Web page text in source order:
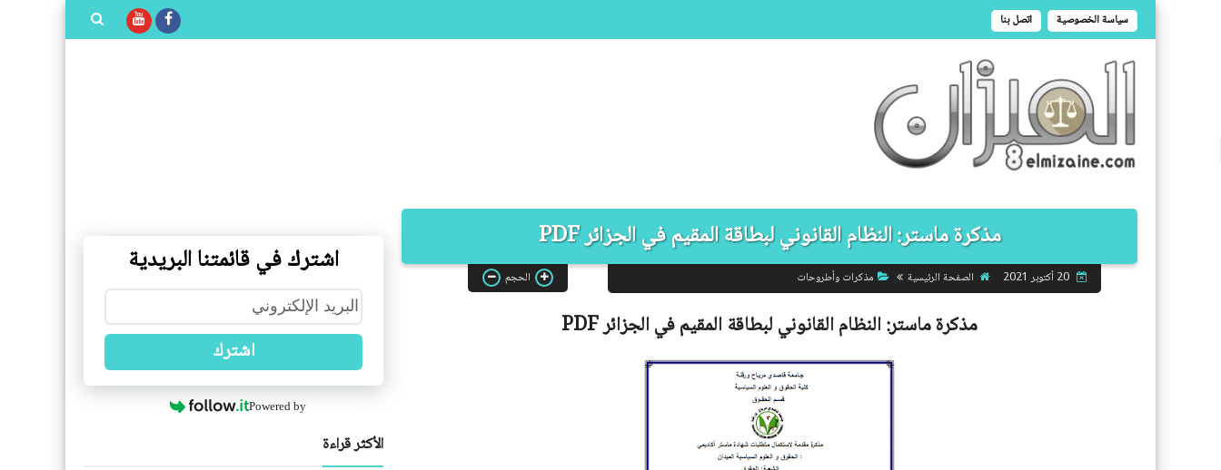
سياسة الخصوصية اتصل بنا
مذكرة ماستر: النظام القانوني لبطاقة المقيم في الجزائر PDF
20 أكتوبر 2021 الصفحة الرئيسية مذكرات وأطروحات الحجم
مذكرة ماستر:النظام القانوني لبطاقة المقيم في الجزائرPDF
اشترك في قائمتنا البريدية
اشترك
Powered by
الأكثر قراءة